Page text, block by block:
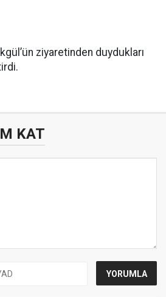
ziyaretinden duydukları
KAT